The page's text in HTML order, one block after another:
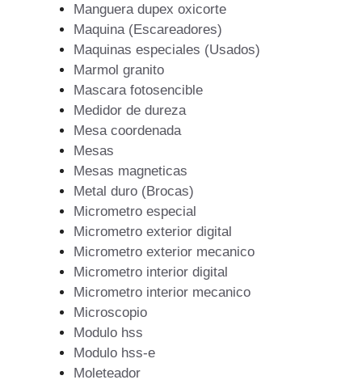
Manguera dupex oxicorte
Maquina (Escareadores)
Maquinas especiales (Usados)
Marmol granito
Mascara fotosencible
Medidor de dureza
Mesa coordenada
Mesas
Mesas magneticas
Metal duro (Brocas)
Micrometro especial
Micrometro exterior digital
Micrometro exterior mecanico
Micrometro interior digital
Micrometro interior mecanico
Microscopio
Modulo hss
Modulo hss-e
Moleteador